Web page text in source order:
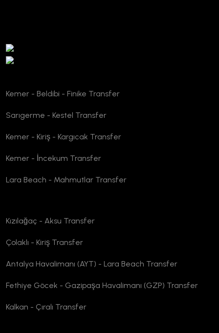
Kemer - Beldibi - Finike Transfer
Sarıgerme - Kestel Transfer
Kemer - Kiriş - Kargıcak Transfer
Kemer - İncekum Transfer
Lara Beach - Mahmutlar Transfer
Kızılağaç - Aksu Transfer
Çolaklı - Kiriş Transfer
Antalya Havalimanı (AYT) - Lara Beach Transfer
Fethiye Göcek - Gazipaşa Havalimanı (GZP) Transfer
Kalkan - Çıralı Transfer